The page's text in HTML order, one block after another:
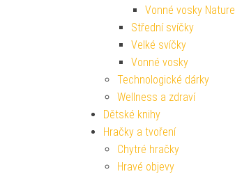
Vonné vosky Nature
Střední svíčky
Velké svíčky
Vonné vosky
Technologické dárky
Wellness a zdraví
Dětské knihy
Hračky a tvoření
Chytré hračky
Hravé objevy